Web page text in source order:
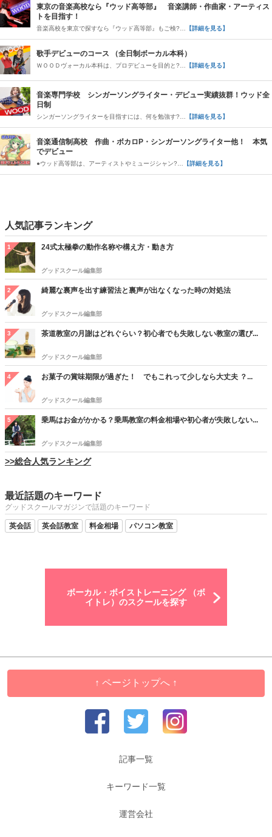
東京の音楽高校なら『ウッド高等部』 音楽講師・作曲家・アーティス
トを目指す！
音楽高校を東京で探すなら『ウッド高等部』もご検?… 【詳細を見る】
歌手デビューのコース （全日制ボーカル本科）
ＷＯＯＤヴォーカル本科は、プロデビューを目的と?… 【詳細を見る】
音楽専門学校 シンガーソングライター・デビュー実績抜群！ウッド全
日制
シンガーソングライターを目指すには、何を勉強す?… 【詳細を見る】
音楽通信制高校 作曲・ボカロP・シンガーソングライター他！ 本気
でデビュー
●ウッド高等部は、アーティストやミュージシャン?… 【詳細を見る】
人気記事ランキング
1 24式太極拳の動作名称や構え方・動き方
グッドスクール編集部
2 綺麗な裏声を出す練習法と裏声が出なくなった時の対処法
グッドスクール編集部
3 茶道教室の月謝はどれぐらい？初心者でも失敗しない教室の選び...
グッドスクール編集部
4 お菓子の賞味期限が過ぎた！ でもこれって少しなら大丈夫 ？...
グッドスクール編集部
5 乗馬はお金がかかる？乗馬教室の料金相場や初心者が失敗しない...
グッドスクール編集部
>>総合人気ランキング
最近話題のキーワード
グッドスクールマガジンで話題のキーワード
英会話 英会話教室 料金相場 パソコン教室
ボーカル・ボイストレーニング （ボ
イトレ）のスクールを探す
↑ ページトップへ ↑
記事一覧
キーワード一覧
運営会社